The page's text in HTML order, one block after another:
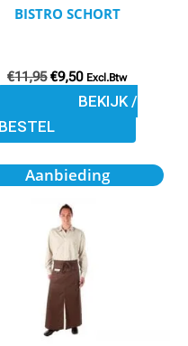
BISTRO SCHORT
€11,95 €9,50 Excl.Btw
BEKIJK /
BESTEL
worden
de
productpagina
Aanbieding
Oorspronkelijke
prijs
was:
€20,95.
Huidige
prijs
Dit
heeft
meerdere
variaties.
Deze
optie